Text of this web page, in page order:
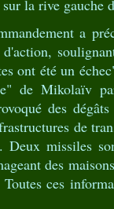
la rive gauche
a
ont été un
de Mikolaïv
des
de
Deux missiles
des
ces